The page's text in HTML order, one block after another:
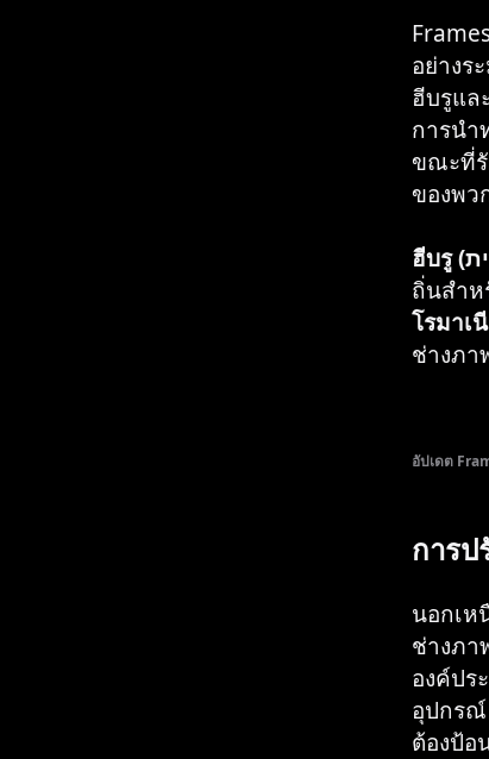
อย่างร
ฮีบรูแล
การนำ
ขณะที่รั
ของพว
ถิ่นสำห
โรมาเ
ช่างภา
อัปเดต
การ
นอกเห
ช่างภา
องค์ปร
อุปกร
ต้องป้อ